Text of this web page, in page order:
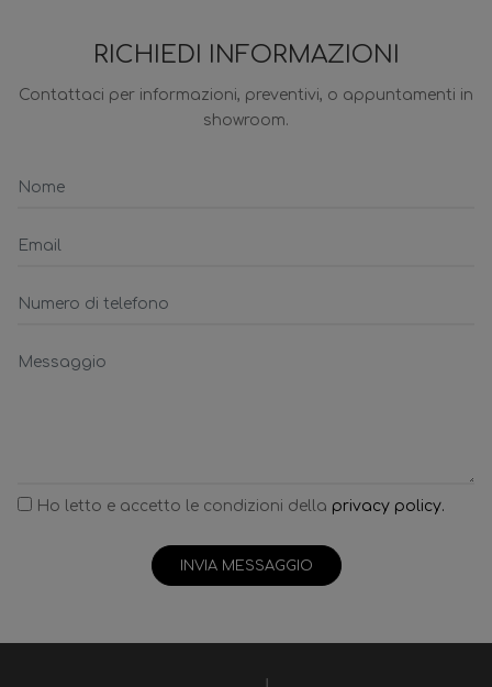
RICHIEDI INFORMAZIONI
Contattaci per informazioni, preventivi, o appuntamenti in
showroom.
Ho letto e accetto le condizioni della privacy policy.
INVIA MESSAGGIO